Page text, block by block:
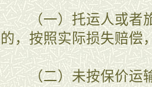
（一）托运人或者旅
的，按照实际损失赔偿
（二）未按保价运输